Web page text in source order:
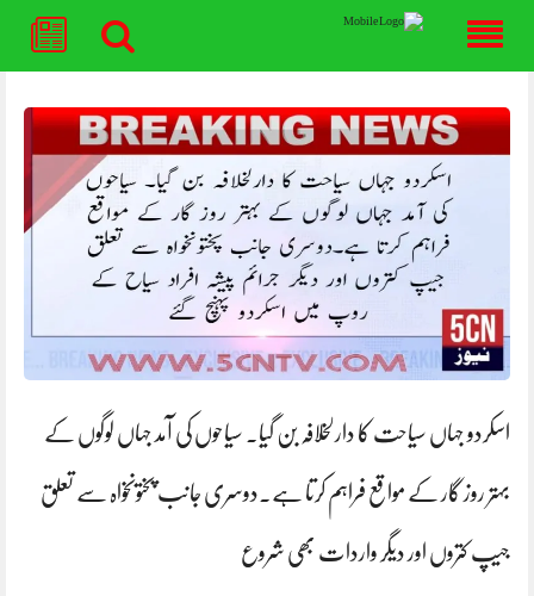
content
اسکردو جہاں سیاحت کا دارلخلافہ بن گیا۔ سیاحوں کی آمد جہاں لوگوں کے
بہتر روز گار کے مواقع فراہم کرتا ہے۔دوسری جانب پختونخواہ سے تعلق
جیپ کتروں اور دیگر واردات بھی شروع